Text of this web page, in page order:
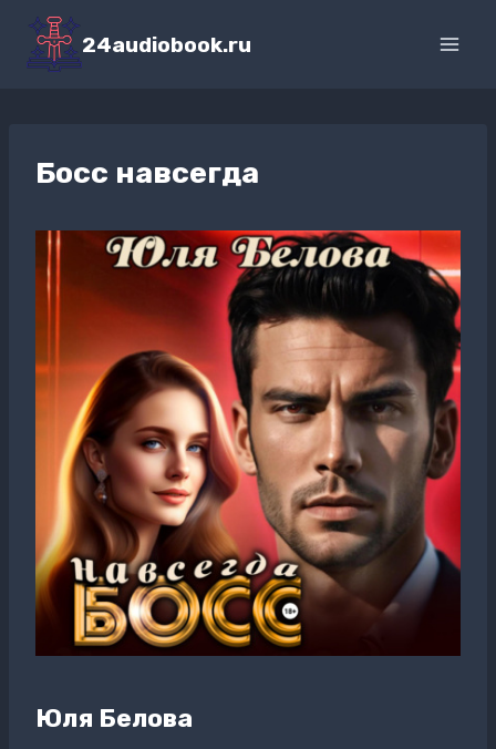
Перейти
содержимому
24audiobook.ru
Босс навсегда
Юля Белова